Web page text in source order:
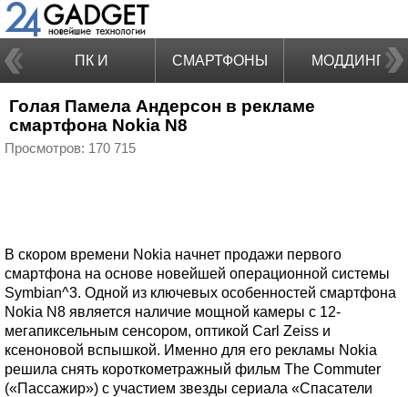
ПК И
НОУТБУКИ
СМАРТФОНЫ МОДДИНГ
Голая Памела Андерсон в рекламе
смартфона Nokia N8
Просмотров: 170 715
В скором времени Nokia начнет продажи первого
смартфона на основе новейшей операционной системы
Symbian^3. Одной из ключевых особенностей смартфона
Nokia N8 является наличие мощной камеры с 12-
мегапиксельным сенсором, оптикой Carl Zeiss и
ксеноновой вспышкой. Именно для его рекламы Nokia
решила снять короткометражный фильм The Commuter
(«Пассажир») с участием звезды сериала «Спасатели